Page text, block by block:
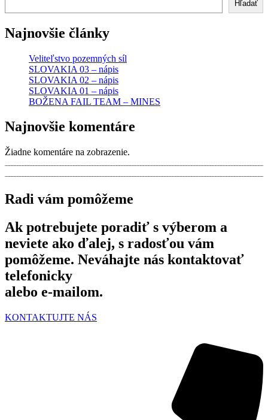
Hľadať
Najnovšie články
Veliteľstvo pozemných síl
SLOVAKIA 03 – nápis
SLOVAKIA 02 – nápis
SLOVAKIA 01 – nápis
BOŽENA FAIL TEAM – MINES
Najnovšie komentáre
Žiadne komentáre na zobrazenie.
Radi vám pomôžeme
Ak potrebujete poradiť s výberom a
neviete ako ďalej, s radosťou vám
pomôžeme. Neváhajte nás kontaktovať
telefonicky
alebo e-mailom.
KONTAKTUJTE NÁS